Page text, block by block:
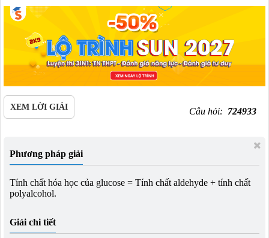
XEM LỜI GIẢI Câu hỏi: 724933
Phương pháp giải
Tính chất hóa học của glucose = Tính chất aldehyde + tính chất
polyalcohol.
Giải chi tiết